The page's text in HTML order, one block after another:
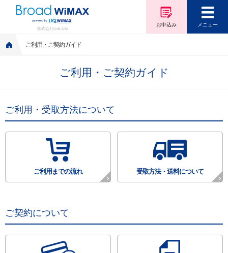
株式会社Link Life
メニュー
お申込み
ご利用・ご契約ガイド
ご利用・ご契約ガイド
ご利用・受取方法について
ご利用までの流れ 受取方法・送料について
ご契約について